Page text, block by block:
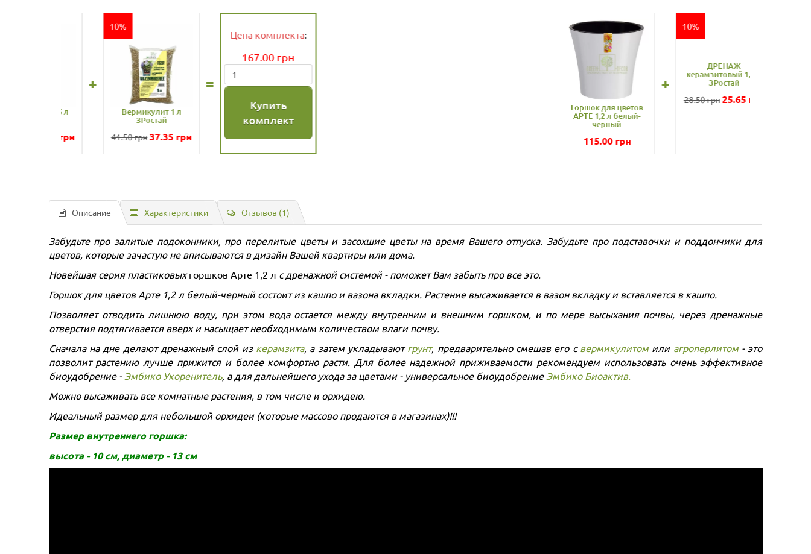
Горшок для цветов
черный
115.00грн
+
28.50 грн
Цена комплекта:
178.00 грн
Купить
комплект
Описание Характеристики Отзывов (1)
Забудьте про залитые подоконники, про перелитые цветы и засохшие цветы на время Вашего отпуска. Забудьте про подставочки и поддончики для
цветов, которые зачастую не вписываются в дизайн Вашей квартиры или дома.
Новейшая серия пластиковыхгоршков Арте 1,2 л с дренажной системой - поможет Вам забыть про все это.
Горшок для цветов Арте 1,2 л белый-черный состоит из кашпо и вазона вкладки. Растение высаживается в вазон вкладку и вставляется в кашпо.
Позволяет отводить лишнюю воду, при этом вода остается между внутренним и внешним горшком, и по мере высыхания почвы, через дренажные
отверстия подтягивается вверх и насыщает необходимым количеством влаги почву.
Сначала на дне делают дренажный слой из керамзита, а затем укладывают грунт, предварительно смешав его с вермикулитом или агроперлитом- это
позволит растению лучше прижится и более комфортно расти. Для более надежной приживаемости рекомендуем использовать очень эффективное
биоудобрение - Эмбико Укоренитель, а для дальнейшего ухода за цветами - универсальное биоудобрение Эмбико Биоактив.
Можно высаживать все комнатные растения, в том числе и орхидею.
Идеальный размер для небольшой орхидеи (которые массово продаются в магазинах)!!!
Размер внутреннего горшка:
высота - 10 см, диаметр - 13 см